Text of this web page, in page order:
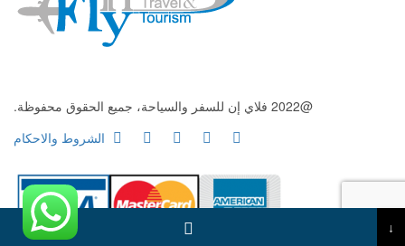
@2022 فلاي إن للسفر والسياحة، جميع الحقوق محفوظة.
الشروط والاحكام
↓